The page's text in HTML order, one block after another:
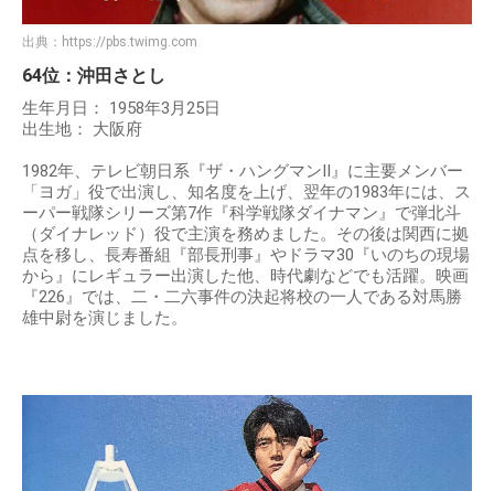
出典： https://pbs.twimg.com
64位：沖田さとし
生年月日： 1958年3月25日
出生地： 大阪府
1982年、テレビ朝日系『ザ・ハングマンII』に主要メンバー
「ヨガ」役で出演し、知名度を上げ、翌年の1983年には、ス
ーパー戦隊シリーズ第7作『科学戦隊ダイナマン』で弾北斗
（ダイナレッド）役で主演を務めました。その後は関西に拠
点を移し、長寿番組『部長刑事』やドラマ30『いのちの現場
から』にレギュラー出演した他、時代劇などでも活躍。映画
『226』では、二・二六事件の決起将校の一人である対馬勝
雄中尉を演じました。